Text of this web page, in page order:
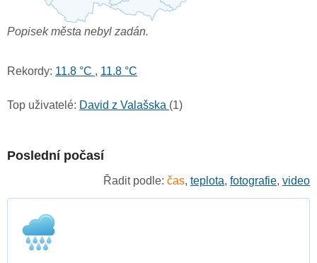
Popisek města nebyl zadán.
Rekordy: 11.8 °C , 11.8 °C
Top uživatelé: David z Valašska (1)
Poslední počasí
Řadit podle: čas, teplota, fotografie, video